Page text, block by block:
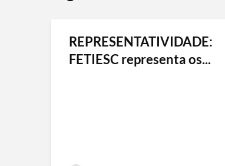
REPRESENTATIVIDADE:
FETIESC representa os...